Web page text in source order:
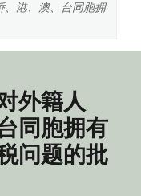
、港、澳、台同胞拥
外籍人
同胞拥有
问题的批